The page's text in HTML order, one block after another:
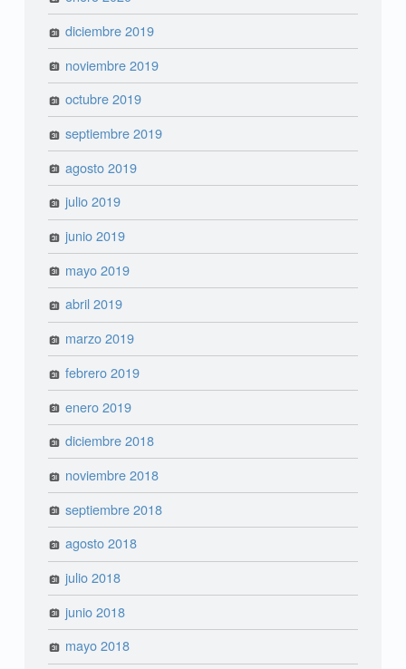
diciembre 2019
noviembre 2019
octubre 2019
septiembre 2019
agosto 2019
julio 2019
junio 2019
mayo 2019
abril 2019
marzo 2019
febrero 2019
enero 2019
diciembre 2018
noviembre 2018
septiembre 2018
agosto 2018
julio 2018
junio 2018
mayo 2018